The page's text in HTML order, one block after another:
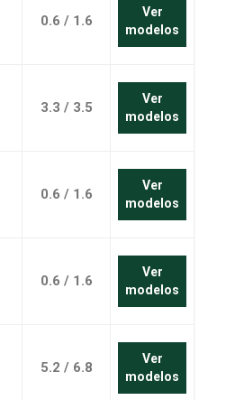
0.6 / 1.6
Ver
modelos
3.3 / 3.5
Ver
modelos
0.6 / 1.6
Ver
modelos
0.6 / 1.6
Ver
modelos
5.2 / 6.8
Ver
modelos